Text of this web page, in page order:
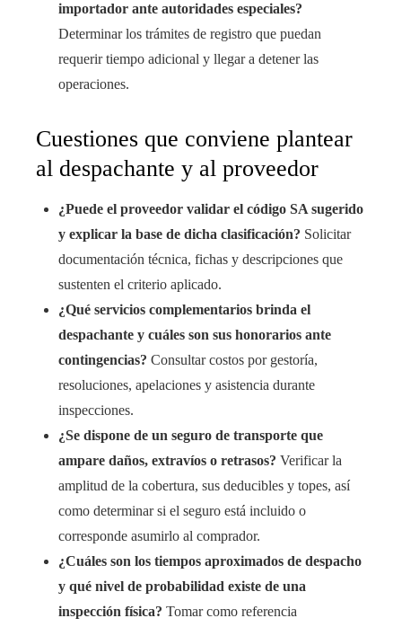
importador ante autoridades especiales?
Determinar los trámites de registro que puedan
requerir tiempo adicional y llegar a detener las
operaciones.
Cuestiones que conviene plantear
al despachante y al proveedor
¿Puede el proveedor validar el código SA sugerido
y explicar la base de dicha clasificación? Solicitar
documentación técnica, fichas y descripciones que
sustenten el criterio aplicado.
¿Qué servicios complementarios brinda el
despachante y cuáles son sus honorarios ante
contingencias? Consultar costos por gestoría,
resoluciones, apelaciones y asistencia durante
inspecciones.
¿Se dispone de un seguro de transporte que
ampare daños, extravíos o retrasos? Verificar la
amplitud de la cobertura, sus deducibles y topes, así
como determinar si el seguro está incluido o
corresponde asumirlo al comprador.
¿Cuáles son los tiempos aproximados de despacho
y qué nivel de probabilidad existe de una
inspección física? Tomar como referencia